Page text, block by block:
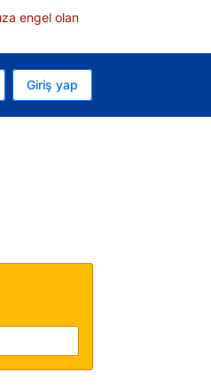
engel olan
Giriş yap